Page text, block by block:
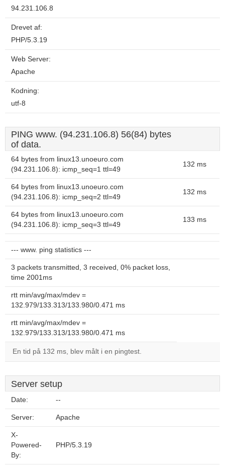
94.231.106.8
Drevet af:
PHP/5.3.19
Web Server:
Apache
Kodning:
utf-8
PING www. (94.231.106.8) 56(84) bytes
of data.
64 bytes from linux13.unoeuro.com
(94.231.106.8): icmp_seq=1 ttl=49
132 ms
64 bytes from linux13.unoeuro.com
(94.231.106.8): icmp_seq=2 ttl=49
132 ms
64 bytes from linux13.unoeuro.com
(94.231.106.8): icmp_seq=3 ttl=49
133 ms
--- www. ping statistics ---
3 packets transmitted, 3 received, 0% packet loss,
time 2001ms
rtt min/avg/max/mdev =
132.979/133.313/133.980/0.471 ms
rtt min/avg/max/mdev =
132.979/133.313/133.980/0.471 ms
En tid på 132 ms, blev målt i en pingtest.
Server setup
Date: --
Server: Apache
X-
Powered-
By:
PHP/5.3.19